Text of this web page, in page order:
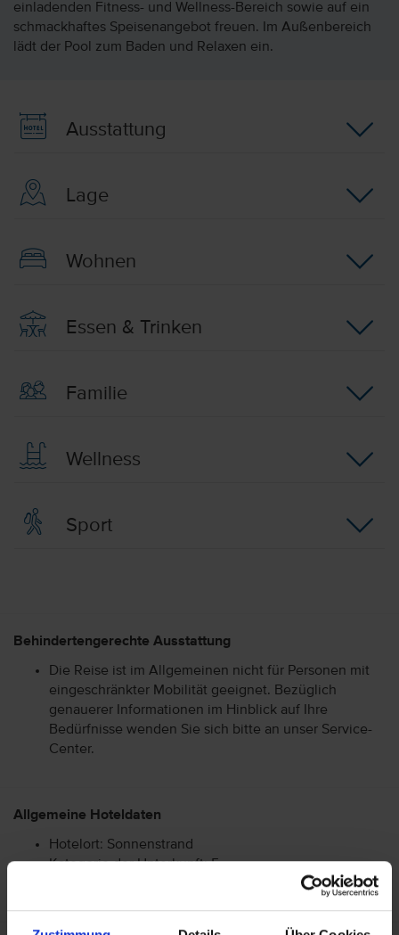
einladenden Fitness- und Wellness-Bereich sowie auf ein
schmackhaftes Speisenangebot freuen. Im Außenbereich
lädt der Pool zum Baden und Relaxen ein.
Ausstattung
Lage
Wohnen
Essen & Trinken
Familie
Wellness
Sport
Behindertengerechte Ausstattung
Die Reise ist im Allgemeinen nicht für Personen mit
eingeschränkter Mobilität geeignet. Bezüglich
genauerer Informationen im Hinblick auf Ihre
Bedürfnisse wenden Sie sich bitte an unser Service-
Center.
Allgemeine Hoteldaten
Hotelort: Sonnenstrand
Kategorie der Unterkunft: 5